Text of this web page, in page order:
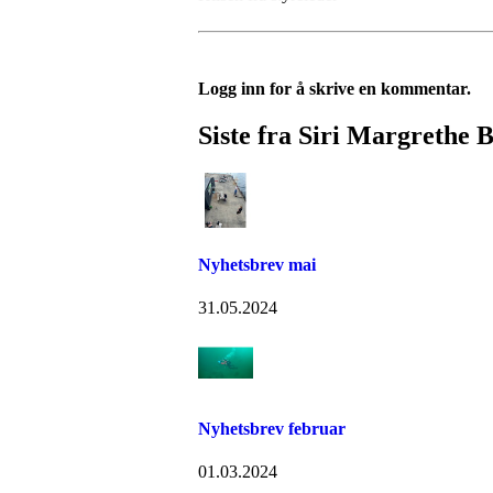
Logg inn for å skrive en kommentar.
Siste fra Siri Margrethe
Nyhetsbrev mai
31.05.2024
Nyhetsbrev februar
01.03.2024